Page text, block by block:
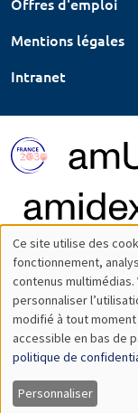
Mentions légales
Intranet
Utilisation
des
données
et
Ce site utilise des
fonctionnement,
contenus
personnaliser
modifié à tout
accessible en bas de
politique de
Personnaliser